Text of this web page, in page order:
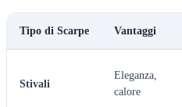
Tipo di Scarpe Vantaggi
Stivali
Eleganza,
calore